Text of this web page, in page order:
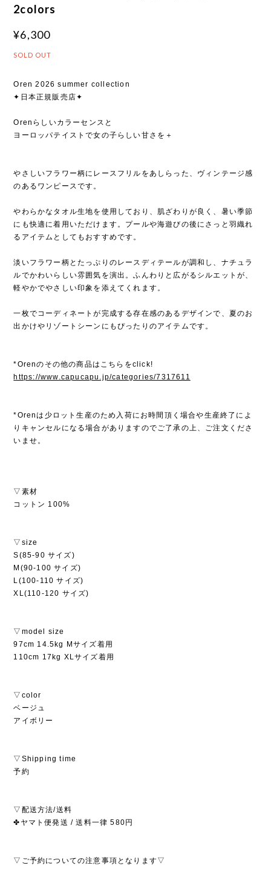
2colors
¥6,300
SOLD OUT
Oren 2026 summer collection
✦日本正規販売店✦
Orenらしいカラーセンスと
ヨーロッパテイストで女の子らしい甘さを＋
やさしいフラワー柄にレースフリルをあしらった、ヴィンテージ感
のあるワンピースです。
やわらかなタオル生地を使用しており、肌ざわりが良く、暑い季節
にも快適に着用いただけます。プールや海遊びの後にさっと羽織れ
るアイテムとしてもおすすめです。
淡いフラワー柄とたっぷりのレースディテールが調和し、ナチュラ
ルでかわいらしい雰囲気を演出。ふんわりと広がるシルエットが、
軽やかでやさしい印象を添えてくれます。
一枚でコーディネートが完成する存在感のあるデザインで、夏のお
出かけやリゾートシーンにもぴったりのアイテムです。
*Orenのその他の商品はこちらをclick!
https://www.capucapu.jp/categories/7317611
*Orenは少ロット生産のため入荷にお時間頂く場合や生産終了によ
りキャンセルになる場合がありますのでご了承の上、ご注文くださ
いませ。
▽素材
コットン 100%
▽size
S(85-90 サイズ)
M(90-100 サイズ)
L(100-110 サイズ)
XL(110-120 サイズ)
▽model size
97cm 14.5kg Mサイズ着用
110cm 17kg XLサイズ着用
▽color
ベージュ
アイボリー
▽Shipping time
予約
▽配送方法/送料
✤ヤマト便発送 / 送料一律 580円
▽ご予約についての注意事項となります▽